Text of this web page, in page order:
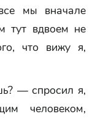
мы вначале
тут вдвоем не
что вижу я,
— спросил я,
человеком,